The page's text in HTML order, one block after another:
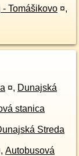
Tomášikovo ¤,
¤, Dunajská
stanica
Streda
, Autobusová